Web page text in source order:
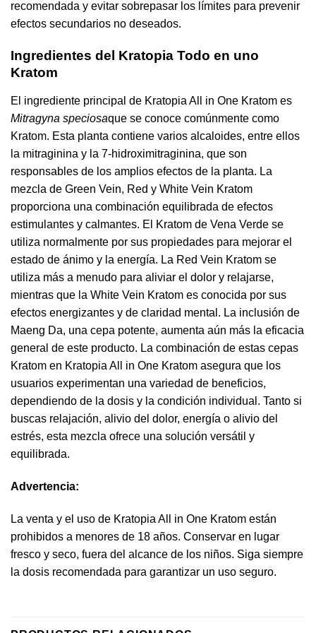
recomendada y evitar sobrepasar los límites para prevenir
efectos secundarios no deseados.
Ingredientes del Kratopia Todo en uno
Kratom
El ingrediente principal de Kratopia All in One Kratom es
Mitragyna speciosaque se conoce comúnmente como
Kratom. Esta planta contiene varios alcaloides, entre ellos
la mitraginina y la 7-hidroximitraginina, que son
responsables de los amplios efectos de la planta. La
mezcla de Green Vein, Red y White Vein Kratom
proporciona una combinación equilibrada de efectos
estimulantes y calmantes. El Kratom de Vena Verde se
utiliza normalmente por sus propiedades para mejorar el
estado de ánimo y la energía. La Red Vein Kratom se
utiliza más a menudo para aliviar el dolor y relajarse,
mientras que la White Vein Kratom es conocida por sus
efectos energizantes y de claridad mental. La inclusión de
Maeng Da, una cepa potente, aumenta aún más la eficacia
general de este producto. La combinación de estas cepas
Kratom en Kratopia All in One Kratom asegura que los
usuarios experimentan una variedad de beneficios,
dependiendo de la dosis y la condición individual. Tanto si
buscas relajación, alivio del dolor, energía o alivio del
estrés, esta mezcla ofrece una solución versátil y
equilibrada.
Advertencia:
La venta y el uso de Kratopia All in One Kratom están
prohibidos a menores de 18 años. Conservar en lugar
fresco y seco, fuera del alcance de los niños. Siga siempre
la dosis recomendada para garantizar un uso seguro.